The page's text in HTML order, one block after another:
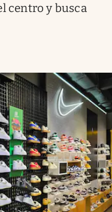
centro y busca